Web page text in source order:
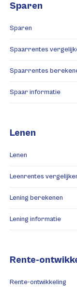
Sparen
Sparen
Spaarrentes
Spaarrentes
Spaar informatie
Lenen
Lenen
Leenrentes
Lening berekenen
Lening informatie
Rente-
Rente-ontwikkeling